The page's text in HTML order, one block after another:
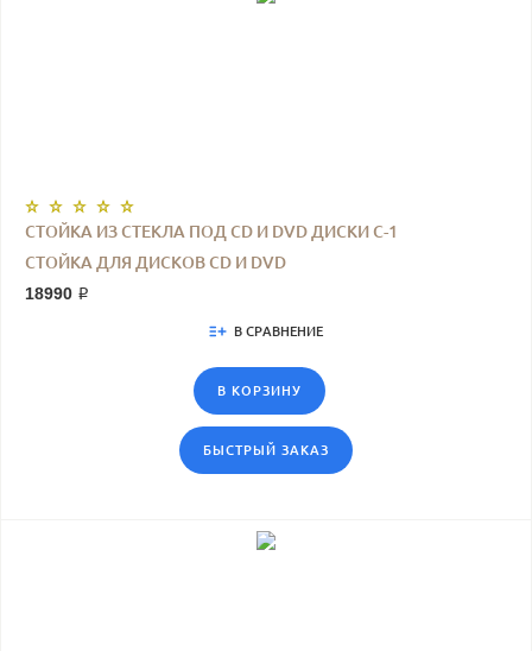
СТОЙКА ИЗ СТЕКЛА ПОД CD И DVD ДИСКИ С-1
СТОЙКА ДЛЯ ДИСКОВ CD И DVD
18990 ₽
В СРАВНЕНИЕ
В КОРЗИНУ
БЫСТРЫЙ ЗАКАЗ